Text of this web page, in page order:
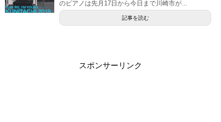
のピアノは先月17日から今日まで川崎市が...
記事を読む
スポンサーリンク